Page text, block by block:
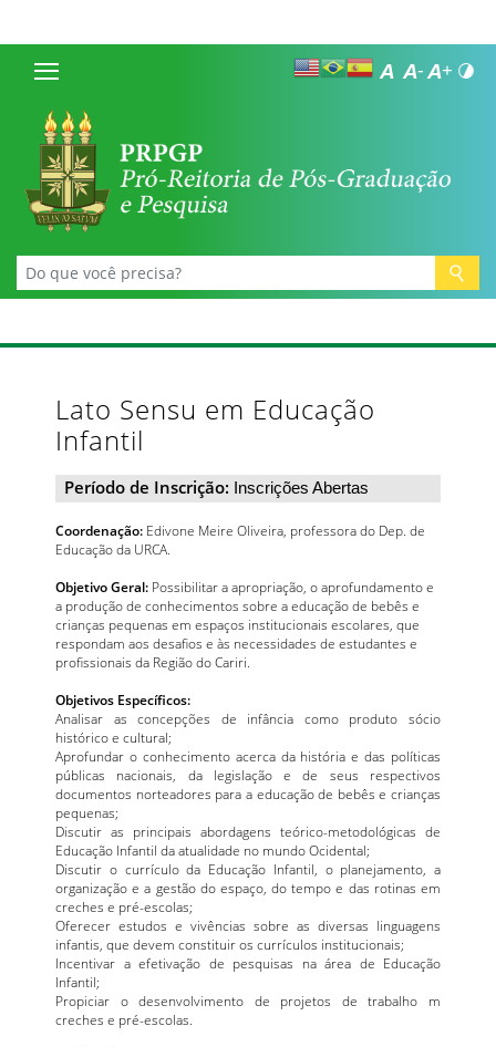
Lato Sensu em Educação
Infantil
Período de Inscrição: Inscrições Abertas
Coordenação: Edivone Meire Oliveira, professora do Dep. de
Educação da URCA.
Objetivo Geral: Possibilitar a apropriação, o aprofundamento e
a produção de conhecimentos sobre a educação de bebês e
crianças pequenas em espaços institucionais escolares, que
respondam aos desafios e às necessidades de estudantes e
profissionais da Região do Cariri.
Objetivos Específicos:
Analisar as concepções de infância como produto sócio
histórico e cultural;
Aprofundar o conhecimento acerca da história e das políticas
públicas nacionais, da legislação e de seus respectivos
documentos norteadores para a educação de bebês e crianças
pequenas;
Discutir as principais abordagens teórico-metodológicas de
Educação Infantil da atualidade no mundo Ocidental;
Discutir o currículo da Educação Infantil, o planejamento, a
organização e a gestão do espaço, do tempo e das rotinas em
creches e pré-escolas;
Oferecer estudos e vivências sobre as diversas linguagens
infantis, que devem constituir os currículos institucionais;
Incentivar a efetivação de pesquisas na área de Educação
Infantil;
Propiciar o desenvolvimento de projetos de trabalho m
creches e pré-escolas.